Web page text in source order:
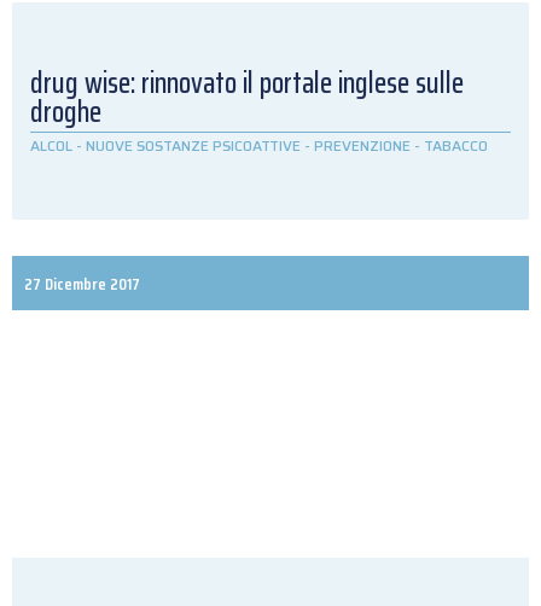
drug wise: rinnovato il portale inglese sulle
droghe
ALCOL - NUOVE SOSTANZE PSICOATTIVE - PREVENZIONE - TABACCO
27 Dicembre 2017